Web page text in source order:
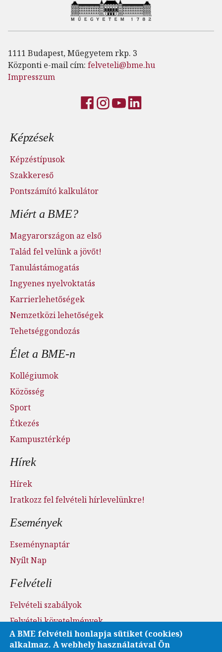
1111 Budapest, Műegyetem rkp. 3
Központi e-mail cím: felveteli@bme.hu
Impresszum
Lábléc menü
Képzések
Képzéstípusok
Szakkereső
Pontszámító kalkulátor
Miért a BME?
Magyarországon az első
Talád fel velünk a jövőt!
Tanulástámogatás
Ingyenes nyelvoktatás
Karrierlehetőségek
Nemzetközi lehetőségek
Tehetséggondozás
Élet a BME-n
Kollégiumok
Közösség
Sport
Étkezés
Kampusztérkép
Hírek
Hírek
Iratkozz fel felvételi hírlevelünkre!
Események
Eseménynaptár
Nyílt Nap
Felvételi
Felvételi szabályok
Felvételi követelmények
Felvételi menetrend
A BME felvételi honlapja sütiket (cookies)
alkalmaz. A webhely használatával Ön